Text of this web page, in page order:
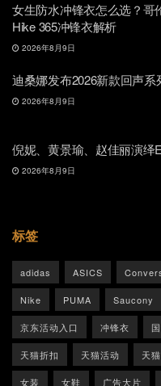
女生防水冲锋衣怎么选？哥
Hike 365冲锋衣解析
2026年8月9日
迪桑娜发布2026新款回声系
2026年8月9日
倪妮、黄景瑜、赵佳丽演绎
2026年8月9日
标签
adidas ASICS
Nike PUMA Saucony
京东活动入口 冲锋衣
天猫折扣 天猫活动 天
女装 女鞋 广告大片